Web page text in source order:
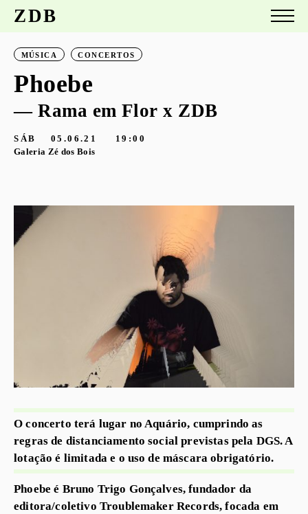
ZDB
MÚSICA CONCERTOS
Phoebe
— Rama em Flor x ZDB
SÁB 05.06.21
19:00
Galeria Zé dos Bois
O concerto terá lugar no Aquário, cumprindo as
regras de distanciamento social previstas pela DGS. A
lotação é limitada e o uso de máscara obrigatório.
Phoebe é Bruno Trigo Gonçalves, fundador da
editora/coletivo Troublemaker Records, focada em